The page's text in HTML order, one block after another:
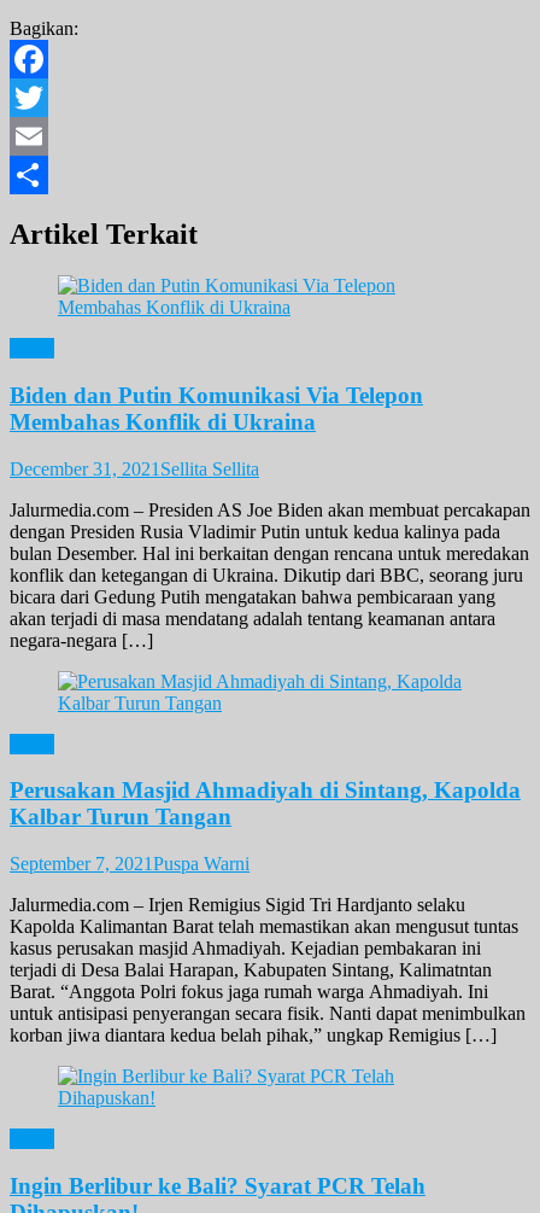
Bagikan:
Facebook
Twitter
Email
Artikel Terkait
Biden dan Putin Komunikasi Via Telepon
Membahas Konflik di Ukraina
December 31, 2021 Sellita Sellita
Jalurmedia.com – Presiden AS Joe Biden akan membuat percakapan
dengan Presiden Rusia Vladimir Putin untuk kedua kalinya pada
bulan Desember. Hal ini berkaitan dengan rencana untuk meredakan
konflik dan ketegangan di Ukraina. Dikutip dari BBC, seorang juru
bicara dari Gedung Putih mengatakan bahwa pembicaraan yang
akan terjadi di masa mendatang adalah tentang keamanan antara
negara-negara […]
Perusakan Masjid Ahmadiyah di Sintang, Kapolda
Kalbar Turun Tangan
September 7, 2021Puspa Warni
Jalurmedia.com – Irjen Remigius Sigid Tri Hardjanto selaku
Kapolda Kalimantan Barat telah memastikan akan mengusut tuntas
kasus perusakan masjid Ahmadiyah. Kejadian pembakaran ini
terjadi di Desa Balai Harapan, Kabupaten Sintang, Kalimatntan
Barat. “Anggota Polri fokus jaga rumah warga Ahmadiyah. Ini
untuk antisipasi penyerangan secara fisik. Nanti dapat menimbulkan
korban jiwa diantara kedua belah pihak,” ungkap Remigius […]
Ingin Berlibur ke Bali? Syarat PCR Telah